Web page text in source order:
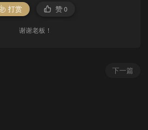
打赏 赞0
谢谢老板！
下一篇